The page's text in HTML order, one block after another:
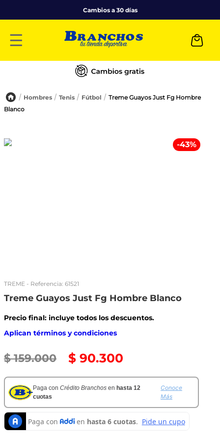
Cambios a 30 días
☰
Hombres Tenis Fútbol
Treme Guayos Just Fg Hombre
Blanco
-43%
TREME - Referencia: 61521
Treme Guayos Just Fg Hombre Blanco
Precio final: incluye todos los descuentos.
Aplican términos y condiciones
$ 159.000 $ 90.300
Paga con Crédito Branchos en hasta 12
cuotas
Conoce
Más